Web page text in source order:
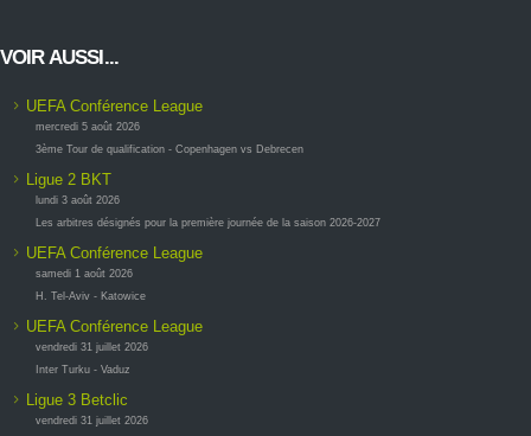
VOIR AUSSI...
UEFA Conférence League
mercredi 5 août 2026
3ème Tour de qualification - Copenhagen vs Debrecen
Ligue 2 BKT
lundi 3 août 2026
Les arbitres désignés pour la première journée de la saison 2026-2027
UEFA Conférence League
samedi 1 août 2026
H. Tel-Aviv - Katowice
UEFA Conférence League
vendredi 31 juillet 2026
Inter Turku - Vaduz
Ligue 3 Betclic
vendredi 31 juillet 2026